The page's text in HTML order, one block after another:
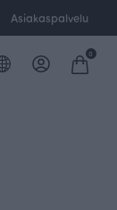
Asiakaspalvelu
0